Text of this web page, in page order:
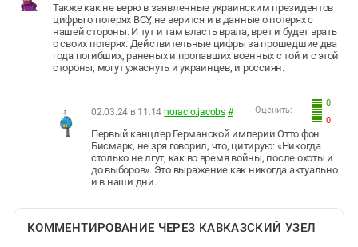
Также как не верю в заявленные украинским президентов
цифры о потерях ВСУ, не верится и в данные о потерях с
нашей стороны. И тут и там власть врала, врет и будет врать
о своих потерях. Действительные цифры за прошедшие два
года погибших, раненых и пропавших военных с той и с этой
стороны, могут ужаснуть и украинцев, и россиян.
0
0
Оценить:
02.03.24 в 11:14 horacio.jacobs #
Первый канцлер Германской империи Отто фон
Бисмарк, не зря говорил, что, цитирую: «Никогда
столько не лгут, как во время войны, после охоты и
до выборов». Это выражение как никогда актуально
и в наши дни.
КОММЕНТИРОВАНИЕ ЧЕРЕЗ КАВКАЗСКИЙ УЗЕЛ